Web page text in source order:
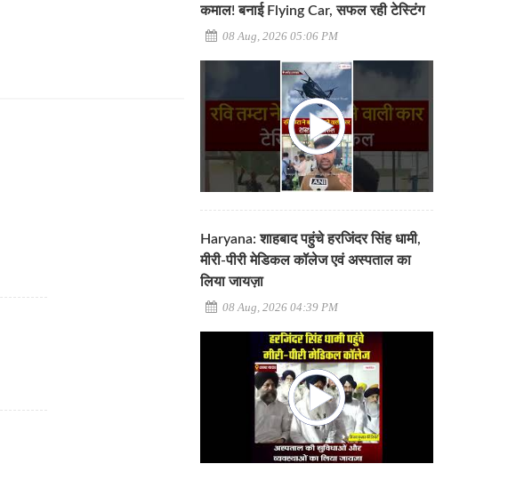
कमाल! बनाई Flying Car, सफल रही टेस्टिंग
08 Aug, 2026 05:06 PM
Haryana: शाहबाद पहुंचे हरजिंदर सिंह धामी,
मीरी-पीरी मेडिकल कॉलेज एवं अस्पताल का
लिया जायज़ा
08 Aug, 2026 04:39 PM